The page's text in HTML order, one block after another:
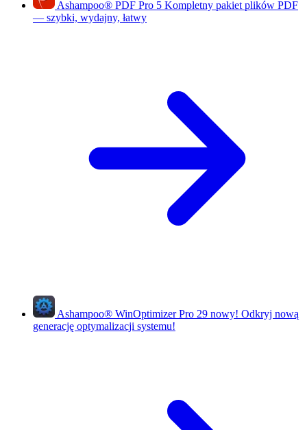
Ashampoo® PDF Pro 5 Kompletny pakiet plików PDF
— szybki, wydajny, łatwy
Ashampoo® WinOptimizer Pro 29 nowy! Odkryj nową
generację optymalizacji systemu!